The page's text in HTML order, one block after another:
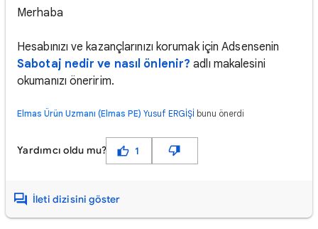
Merhaba
Hesabınızı ve kazançlarınızı korumak için Adsensenin
Sabotaj nedir ve nasıl önlenir? adlı makalesini
okumanızı öneririm.
Elmas Ürün Uzmanı (Elmas PE) Yusuf ERGİŞİ bunu önerdi
Yardımcı oldu mu? 1
İleti dizisini göster